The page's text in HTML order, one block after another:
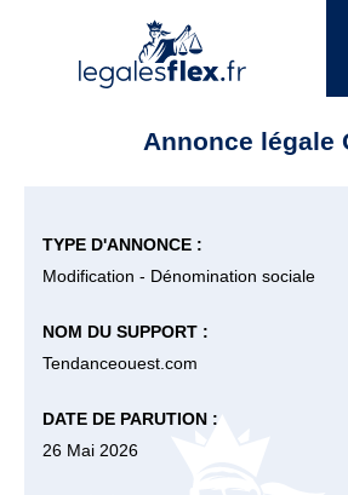
Annonce légale
TYPE D'ANNONCE :
Modification - Dénomination sociale
NOM DU SUPPORT :
Tendanceouest.com
DATE DE PARUTION :
26 Mai 2026